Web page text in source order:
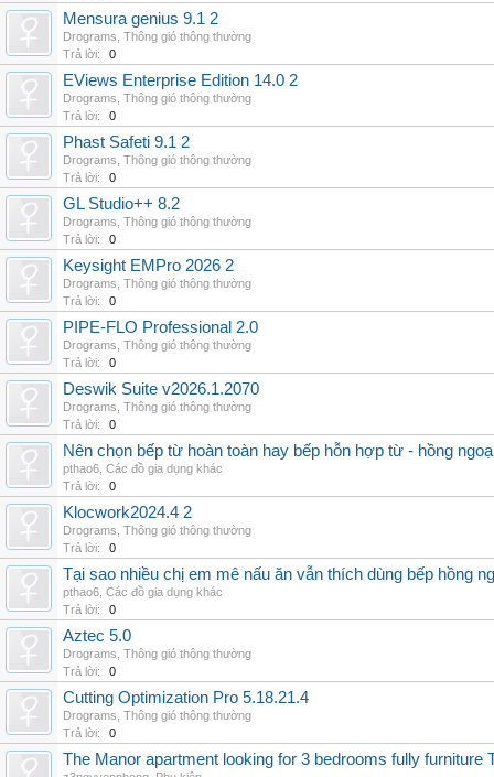
Mensura genius 9.1 2
Drograms Thông gió thông thường
Trả lời:
0
EViews Enterprise Edition 14.0 2
Drograms Thông gió thông thường
Trả lời:
0
Phast Safeti 9.1 2
Drograms Thông gió thông thường
Trả lời:
0
GL Studio++ 8.2
Drograms Thông gió thông thường
Trả lời:
0
Keysight EMPro 2026 2
Drograms Thông gió thông thường
Trả lời:
0
PIPE-FLO Professional 2.0
Drograms Thông gió thông thường
Trả lời:
0
Deswik Suite v2026.1.2070
Drograms Thông gió thông thường
Trả lời:
0
Nên chọn bếp từ hoàn toàn hay bếp hỗn hợp từ - hồng
pthao6 Các đồ gia dụng khác
Trả lời:
0
Klocwork2024.4 2
Drograms Thông gió thông thường
Trả lời:
0
Tại sao nhiều chị em mê nấu ăn vẫn thích dùng bếp hồng
pthao6 Các đồ gia dụng khác
Trả lời:
0
Aztec 5.0
Drograms Thông gió thông thường
Trả lời:
0
Cutting Optimization Pro 5.18.21.4
Drograms Thông gió thông thường
Trả lời:
0
The Manor apartment looking for 3 bedrooms fully furniture